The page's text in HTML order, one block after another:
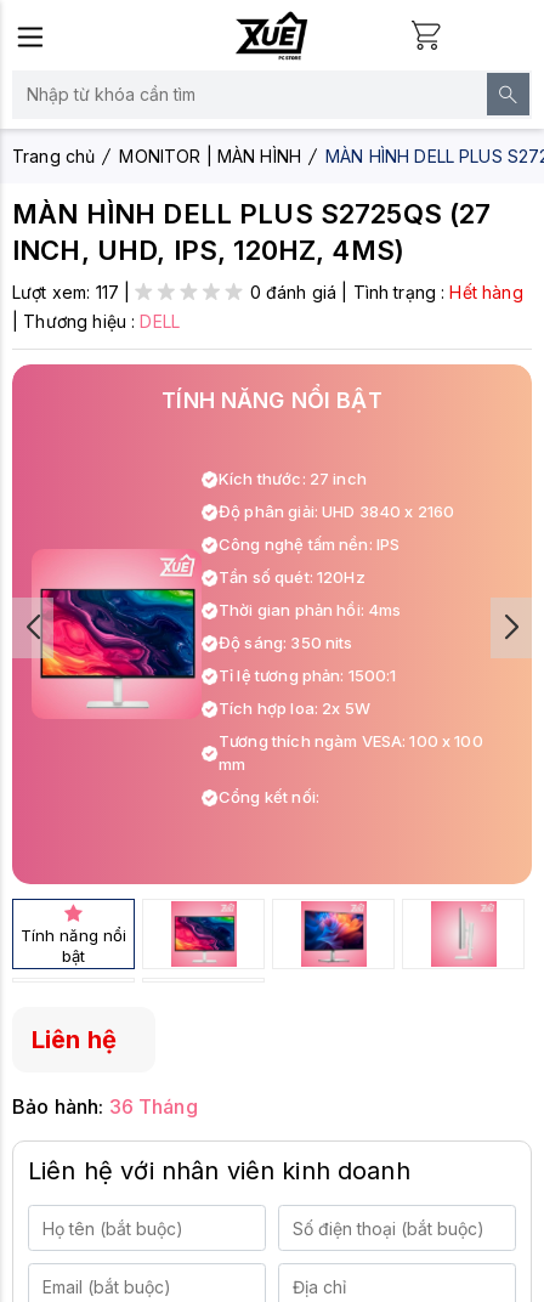
Trang chủ MONITOR | MÀN HÌNH MÀN HÌNH DELL PLUS
MÀN HÌNH DELL PLUS S2725QS (27
INCH, UHD, IPS, 120HZ, 4MS)
Lượt xem: 117 | 0 đánh giá Tình trạng :Hết hàng
Thương hiệu :DELL
TÍNH NĂNG NỔI BẬT
Kích thước: 27 inch
Độ phân giải: UHD 3840 x 2160
Công nghệ tấm nền: IPS
Tần số quét: 120Hz
Thời gian phản hồi: 4ms
Độ sáng: 350 nits
Tỉ lệ tương phản: 1500:1
Tích hợp loa: 2x 5W
Tương thích ngàm VESA: 100 x 100
mm
Cổng kết nối:
Tính năng nổi
bật
Liên hệ
Bảo hành: 36 Tháng
Liên hệ với nhân viên kinh doanh